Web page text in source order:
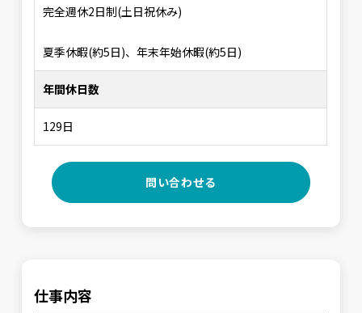
完全週休2日制(土日祝休み)
夏季休暇(約5日)、年末年始休暇(約5日)
年間休日数
129日
問い合わせる
仕事内容